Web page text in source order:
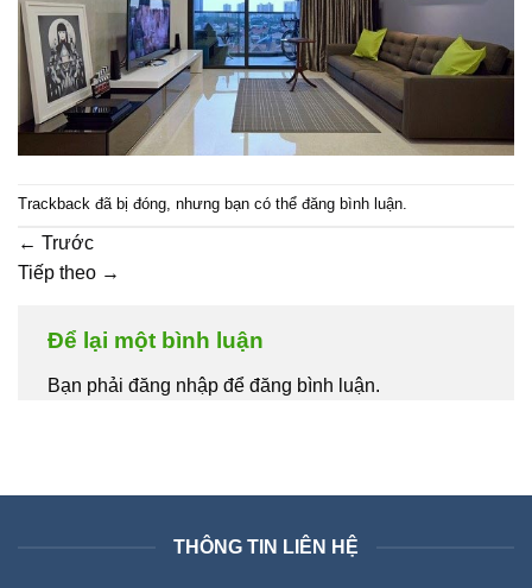
Trackback đã bị đóng, nhưng bạn có thể đăng bình luận.
← Trước
Tiếp theo →
Để lại một bình luận
Bạn phải đăng nhập để đăng bình luận.
THÔNG TIN LIÊN HỆ